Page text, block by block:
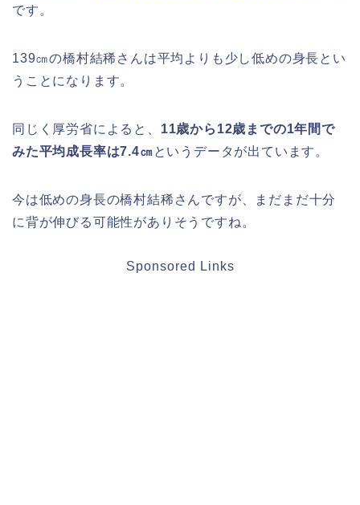
です。
139㎝の橋村結稀さんは平均よりも少し低めの身長とい
うことになります。
同じく厚労省によると、 11歳から12歳までの1年間で
みた平均成長率は7.4㎝というデータが出ています。
今は低めの身長の橋村結稀さんですが、まだまだ十分
に背が伸びる可能性がありそうですね。
Sponsored Links